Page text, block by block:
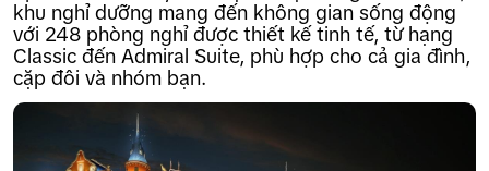
khu nghỉ dưỡng mang đến không gian sống động
với 248 phòng nghỉ được thiết kế tinh tế, từ hạng
Classic đến Admiral Suite, phù hợp cho cả gia đình,
cặp đôi và nhóm bạn.